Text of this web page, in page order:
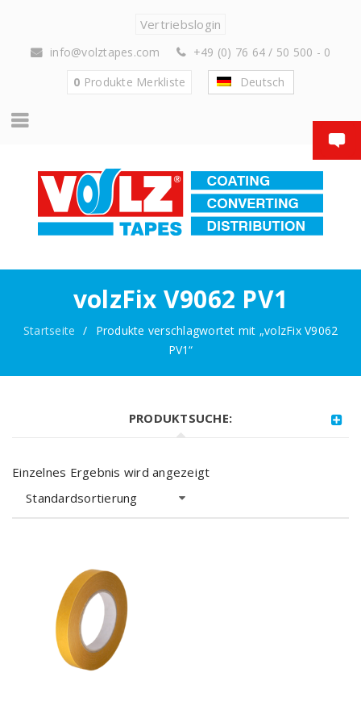
Vertriebslogin
info@volztapes.com
+49 (0) 76 64 / 50 500 - 0
0 Produkte Merkliste Deutsch
volzFix V9062 PV1
Startseite /
Produkte verschlagwortet mit „volzFix V9062
PV1“
PRODUKTSUCHE:
Einzelnes Ergebnis wird angezeigt
Standardsortierung